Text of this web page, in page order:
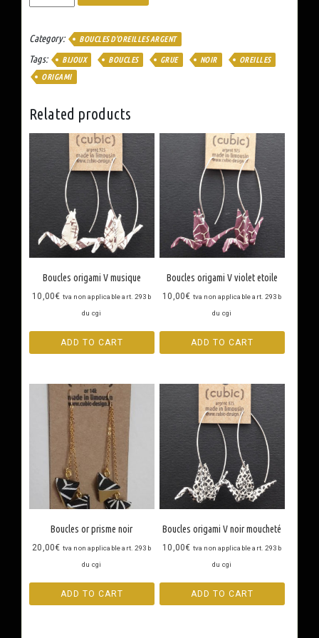
rouge
lotus
quantity
Category: BOUCLES D'OREILLES ARGENT
Tags: BIJOUX BOUCLES GRUE NOIR
OREILLES
ORIGAMI
Related products
Boucles origami V musique
10,00€ tva non applicable art. 293 b
du cgi
ADD TO CART
Boucles origami V violet etoile
10,00€ tva non applicable art. 293 b
du cgi
ADD TO CART
Boucles or prisme noir
20,00€ tva non applicable art. 293 b
du cgi
ADD TO CART
Boucles origami V noir moucheté
10,00€ tva non applicable art. 293 b
du cgi
ADD TO CART